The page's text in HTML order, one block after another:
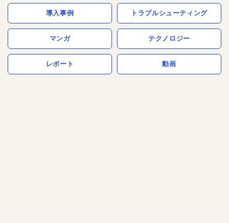
導入事例 トラブルシューティング
マンガ テクノロジー
レポート 動画